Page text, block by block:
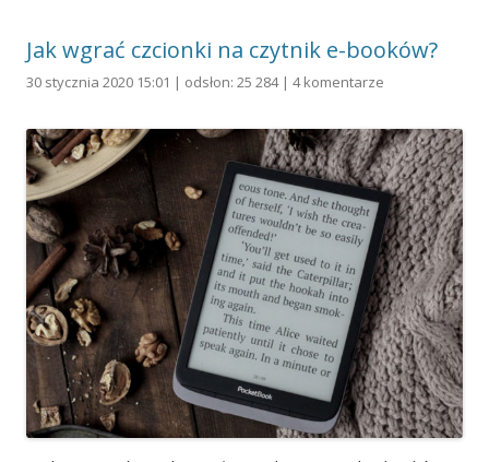
Jak wgrać czcionki na czytnik e-booków?
30 stycznia 2020 15:01 | odsłon: 25 284 | 4 komentarze